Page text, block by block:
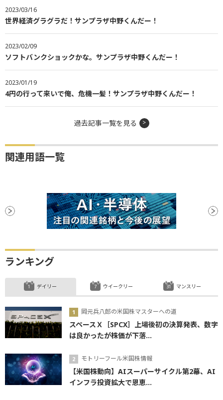
2023/03/16
世界経済グラグラだ！サンプラザ中野くんだー！
2023/02/09
ソフトバンクショックかな。サンプラザ中野くんだー！
2023/01/19
4円の行って来いで俺、危機一髪！サンプラザ中野くんだー！
過去記事一覧を見る
関連用語一覧
ランキング
デイリー
岡元兵八郎の米国株マスターへの道
スペースＸ［SPCX］上場後初の決算発表、数字
は良かったが株価が下落...
モトリーフール米国株情報
【米国株動向】AIスーパーサイクル第2幕、AI
インフラ投資拡大で恩恵...
ウイークリー マンスリー